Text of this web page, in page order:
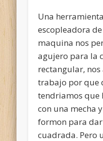
Una
escopleadora
maquina nos
agujero para la
rectangular,
trabajo por que
tendriamos que
con una mecha
formon para
cuadrada. Pero